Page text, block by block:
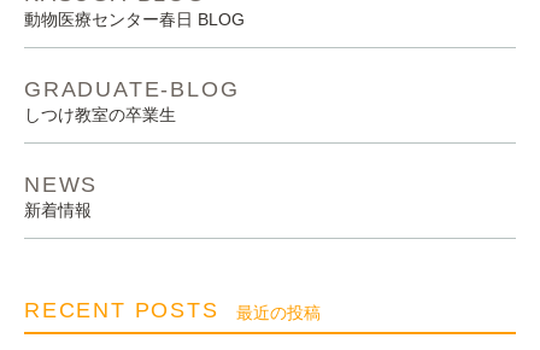
動物医療センター春日 BLOG
GRADUATE-BLOG
しつけ教室の卒業生
NEWS
新着情報
RECENT POSTS 最近の投稿